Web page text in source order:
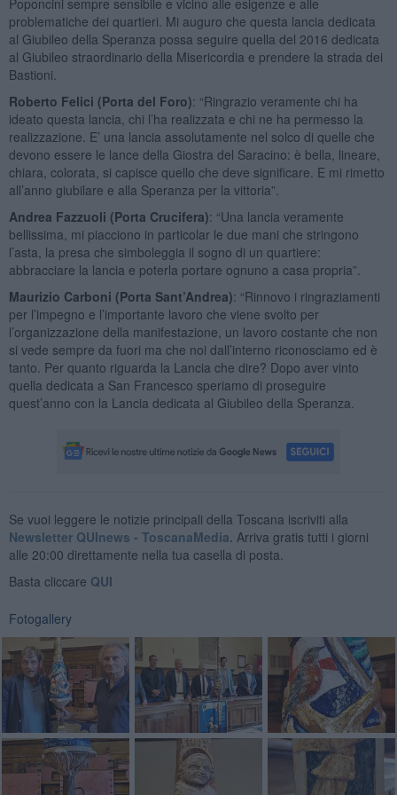
problematiche dei quartieri. Mi auguro che questa lancia dedicata
al Giubileo della Speranza possa seguire quella del 2016 dedicata
al Giubileo straordinario della Misericordia e prendere la strada dei
Bastioni.
Roberto Felici (Porta del Foro): “Ringrazio veramente chi ha
ideato questa lancia, chi l’ha realizzata e chi ne ha permesso la
realizzazione. E’ una lancia assolutamente nel solco di quelle che
devono essere le lance della Giostra del Saracino: è bella, lineare,
chiara, colorata, si capisce quello che deve significare. E mi rimetto
all’anno giubilare e alla Speranza per la vittoria”.
Andrea Fazzuoli (Porta Crucifera): “Una lancia veramente
bellissima, mi piacciono in particolar le due mani che stringono
l’asta, la presa che simboleggia il sogno di un quartiere:
abbracciare la lancia e poterla portare ognuno a casa propria”.
Maurizio Carboni (Porta Sant’Andrea): “Rinnovo i ringraziamenti
per l’impegno e l’importante lavoro che viene svolto per
l’organizzazione della manifestazione, un lavoro costante che non
si vede sempre da fuori ma che noi dall’interno riconosciamo ed è
tanto. Per quanto riguarda la Lancia che dire? Dopo aver vinto
quella dedicata a San Francesco speriamo di proseguire
quest’anno con la Lancia dedicata al Giubileo della Speranza.
Se vuoi leggere le notizie principali della Toscana iscriviti alla
Newsletter QUInews - ToscanaMedia. Arriva gratis tutti i giorni
alle 20:00 direttamente nella tua casella di posta.
Basta cliccare QUI
Fotogallery